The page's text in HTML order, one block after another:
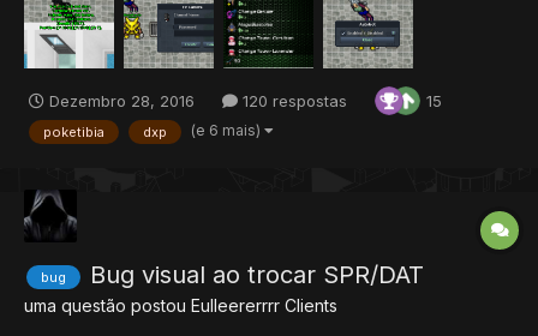
palabra fica errada fala para mim ^^! ¿O que contem? -...
Dezembro 28, 2016 120 respostas 15
poketibia dxp (e 6 mais)
bug Bug visual ao trocar SPR/DAT
uma questão postou Eulleererrrr Clients